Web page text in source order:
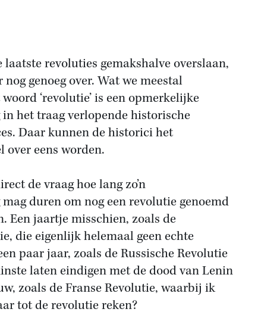
laatste revoluties gemakshalve overslaan,
genoeg over. Wat we meestal
‘revolutie’ is een opmerkelijke
het traag verlopende historische
Daar kunnen de historici het
eens worden.
de vraag hoe lang zo’n
duren om nog een revolutie genoemd
Een jaartje misschien, zoals de
die eigenlijk helemaal geen echte
paar jaar, zoals de Russische Revolutie
laten eindigen met de dood van Lenin
zoals de Franse Revolutie, waarbij ik
tot de revolutie reken?